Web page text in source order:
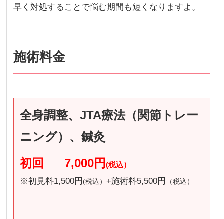
早く対処することで悩む期間も短くなりますよ。
施術料金
全身調整、JTA療法（関節トレー
ニング）、鍼灸
初回
7,000円 (税込）
※初見料1,500円 (税込） +施術料5,500円 （税込）